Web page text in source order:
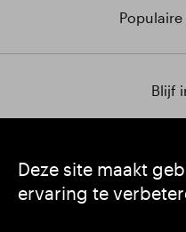
Deze site maakt
ervaring te
Blijf
SEGRO plc